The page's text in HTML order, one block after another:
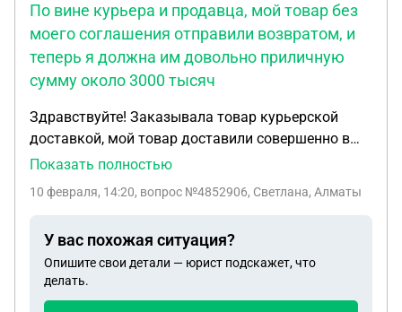
По вине курьера и продавца, мой товар без
моего соглашения отправили возвратом, и
теперь я должна им довольно приличную
сумму около 3000 тысяч
Здравствуйте! Заказывала товар курьерской
доставкой, мой товар доставили совершенно в
другой пункт выдачи в другом городе . Срок
пункта выдачи и не доставит мне . По вине
соглашения отправили возвратом , и теперь я
должна им довольно приличную сумму около
3000 тысяч. Как я могу отвергнуть эту сумму , так
Показать полностью
10 февраля, 14:20, вопрос №4852906, Светлана, Алматы
У вас похожая ситуация?
Опишите свои детали — юрист подскажет, что
делать.